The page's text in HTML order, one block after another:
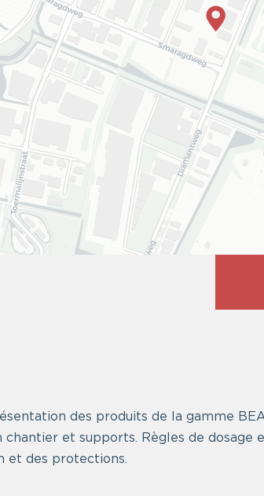
des produits de la gamme
chantier et supports. Règles de dosage
et des protections.